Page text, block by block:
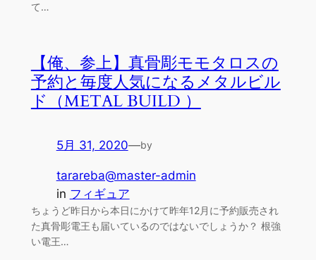
て…
【俺、参上】真骨彫モモタロスの
予約と毎度人気になるメタルビル
ド（METAL BUILD ）
5月 31, 2020—by
tarareba@master-admin
in フィギュア
ちょうど昨日から本日にかけて昨年12月に予約販売され
た真骨彫電王も届いているのではないでしょうか？ 根強
い電王…